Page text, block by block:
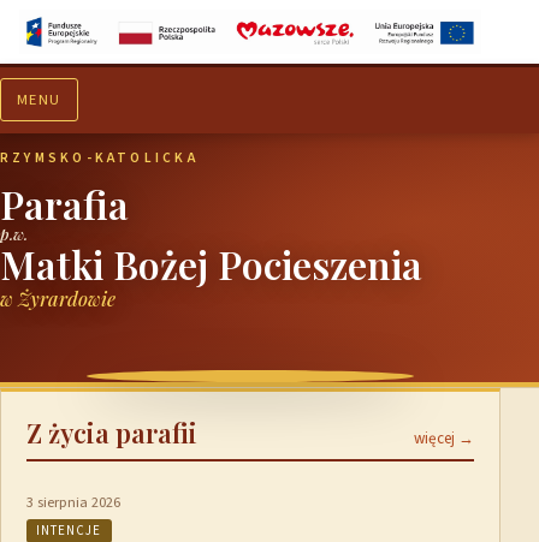
MENU
RZYMSKO-KATOLICKA
Parafia
p.w.
Matki Bożej Pocieszenia
w Żyrardowie
Z życia parafii więcej →
3 sierpnia 2026
INTENCJE